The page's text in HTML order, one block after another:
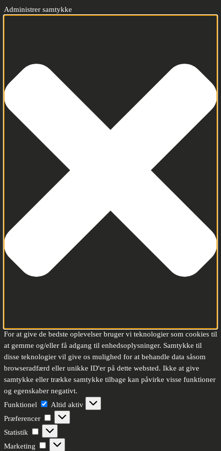
Administrer samtykke
For at give de bedste oplevelser bruger vi teknologier som cookies til
at gemme og/eller få adgang til enhedsoplysninger. Samtykke til
disse teknologier vil give os mulighed for at behandle data såsom
browseradfærd eller unikke ID'er på dette websted. Ikke at give
samtykke eller trække samtykke tilbage kan påvirke visse funktioner
og egenskaber negativt.
Funktionel
Funktionel
Altid aktiv
Præferencer
Præferencer
Statistik Statistik
Marketing Marketing